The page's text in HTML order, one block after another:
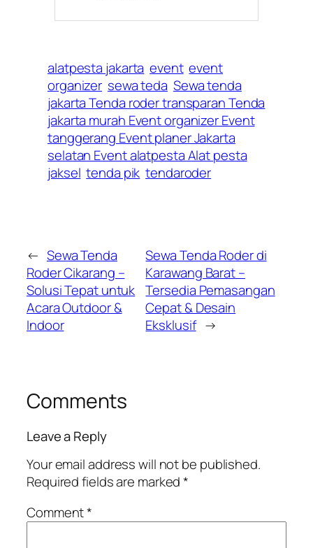
alatpesta jakarta event event
organizer sewa teda Sewa tenda
jakarta Tenda roder transparan Tenda
jakarta murah Event organizer Event
tanggerang Event planer Jakarta
selatan Event alatpesta Alat pesta
jaksel tenda pik tendaroder
← Sewa Tenda
Roder Cikarang –
Solusi Tepat untuk
Acara Outdoor &
Indoor
Sewa Tenda Roder di
Karawang Barat –
Tersedia Pemasangan
Cepat & Desain
Eksklusif →
Comments
Leave a Reply
Your email address will not be published.
Required fields are marked*
Comment*